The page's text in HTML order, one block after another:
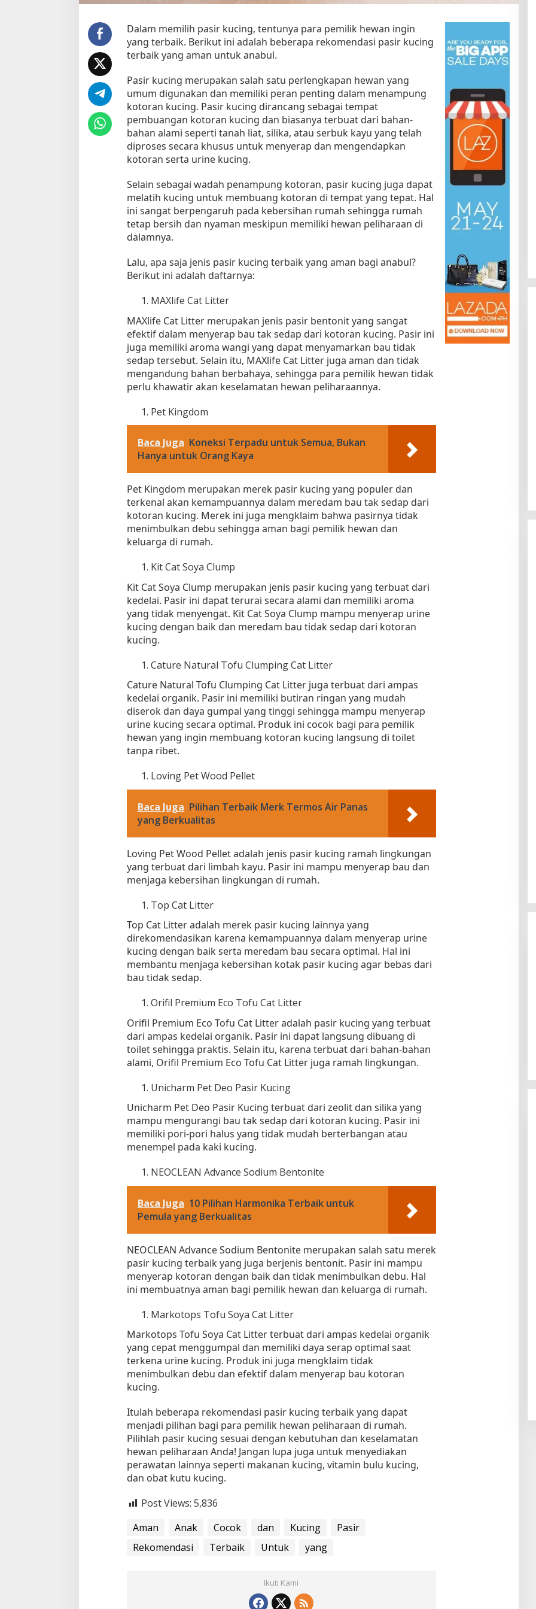
i
y
a
n
A
m
a
n
d
a
n
C
c
o
k
u
n
t
k
A
a
k
K
u
c
i
n
g
Dalam memilih pasir kucing, tentunya para pemilik hewan ingin
yang terbaik. Berikut ini adalah beberapa rekomendasi pasir kucing
terbaik yang aman untuk anabul.
Pasir kucing merupakan salah satu perlengkapan hewan yang
umum digunakan dan memiliki peran penting dalam menampung
kotoran kucing. Pasir kucing dirancang sebagai tempat
pembuangan kotoran kucing dan biasanya terbuat dari bahan-
bahan alami seperti tanah liat, silika, atau serbuk kayu yang telah
diproses secara khusus untuk menyerap dan mengendapkan
kotoran serta urine kucing.
Selain sebagai wadah penampung kotoran, pasir kucing juga dapat
melatih kucing untuk membuang kotoran di tempat yang tepat. Hal
ini sangat berpengaruh pada kebersihan rumah sehingga rumah
tetap bersih dan nyaman meskipun memiliki hewan peliharaan di
dalamnya.
Lalu, apa saja jenis pasir kucing terbaik yang aman bagi anabul?
Berikut ini adalah daftarnya:
MAXlife Cat Litter
MAXlife Cat Litter merupakan jenis pasir bentonit yang sangat
efektif dalam menyerap bau tak sedap dari kotoran kucing. Pasir ini
juga memiliki aroma wangi yang dapat menyamarkan bau tidak
sedap tersebut. Selain itu, MAXlife Cat Litter juga aman dan tidak
mengandung bahan berbahaya, sehingga para pemilik hewan tidak
perlu khawatir akan keselamatan hewan peliharaannya.
Pet Kingdom
Baca Juga Koneksi Terpadu untuk Semua, Bukan
Hanya untuk Orang Kaya
Pet Kingdom merupakan merek pasir kucing yang populer dan
terkenal akan kemampuannya dalam meredam bau tak sedap dari
kotoran kucing. Merek ini juga mengklaim bahwa pasirnya tidak
menimbulkan debu sehingga aman bagi pemilik hewan dan
keluarga di rumah.
Kit Cat Soya Clump
Kit Cat Soya Clump merupakan jenis pasir kucing yang terbuat dari
kedelai. Pasir ini dapat terurai secara alami dan memiliki aroma
yang tidak menyengat. Kit Cat Soya Clump mampu menyerap urine
kucing dengan baik dan meredam bau tidak sedap dari kotoran
kucing.
Cature Natural Tofu Clumping Cat Litter
Cature Natural Tofu Clumping Cat Litter juga terbuat dari ampas
kedelai organik. Pasir ini memiliki butiran ringan yang mudah
diserok dan daya gumpal yang tinggi sehingga mampu menyerap
urine kucing secara optimal. Produk ini cocok bagi para pemilik
hewan yang ingin membuang kotoran kucing langsung di toilet
tanpa ribet.
Loving Pet Wood Pellet
Baca Juga Pilihan Terbaik Merk Termos Air Panas
yang Berkualitas
Loving Pet Wood Pellet adalah jenis pasir kucing ramah lingkungan
yang terbuat dari limbah kayu. Pasir ini mampu menyerap bau dan
menjaga kebersihan lingkungan di rumah.
Top Cat Litter
Top Cat Litter adalah merek pasir kucing lainnya yang
direkomendasikan karena kemampuannya dalam menyerap urine
kucing dengan baik serta meredam bau secara optimal. Hal ini
membantu menjaga kebersihan kotak pasir kucing agar bebas dari
bau tidak sedap.
Orifil Premium Eco Tofu Cat Litter
Orifil Premium Eco Tofu Cat Litter adalah pasir kucing yang terbuat
dari ampas kedelai organik. Pasir ini dapat langsung dibuang di
toilet sehingga praktis. Selain itu, karena terbuat dari bahan-bahan
alami, Orifil Premium Eco Tofu Cat Litter juga ramah lingkungan.
Unicharm Pet Deo Pasir Kucing
Unicharm Pet Deo Pasir Kucing terbuat dari zeolit dan silika yang
mampu mengurangi bau tak sedap dari kotoran kucing. Pasir ini
memiliki pori-pori halus yang tidak mudah berterbangan atau
menempel pada kaki kucing.
NEOCLEAN Advance Sodium Bentonite
Baca Juga 10 Pilihan Harmonika Terbaik untuk
Pemula yang Berkualitas
NEOCLEAN Advance Sodium Bentonite merupakan salah satu merek
pasir kucing terbaik yang juga berjenis bentonit. Pasir ini mampu
menyerap kotoran dengan baik dan tidak menimbulkan debu. Hal
ini membuatnya aman bagi pemilik hewan dan keluarga di rumah.
Markotops Tofu Soya Cat Litter
Markotops Tofu Soya Cat Litter terbuat dari ampas kedelai organik
yang cepat menggumpal dan memiliki daya serap optimal saat
terkena urine kucing. Produk ini juga mengklaim tidak
menimbulkan debu dan efektif dalam menyerap bau kotoran
kucing.
Itulah beberapa rekomendasi pasir kucing terbaik yang dapat
menjadi pilihan bagi para pemilik hewan peliharaan di rumah.
Pilihlah pasir kucing sesuai dengan kebutuhan dan keselamatan
hewan peliharaan Anda! Jangan lupa juga untuk menyediakan
perawatan lainnya seperti makanan kucing, vitamin bulu kucing,
dan obat kutu kucing.
Post Views: 5,836
Aman
Anak Cocok dan Kucing
Pasir
Rekomendasi
Terbaik Untuk yang
Ikuti Kami
Tempat Makan All You Can Eat di
Tempat Makan di Kota Baru Jambi Tempat Makan Kepiting di Jambi